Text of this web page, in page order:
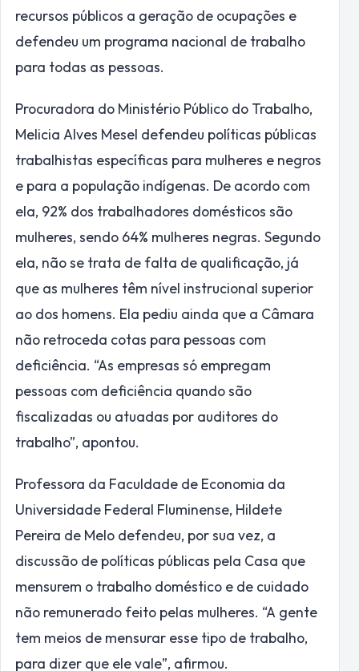
recursos públicos a geração de ocupações e
defendeu um programa nacional de trabalho
para todas as pessoas.
Procuradora do Ministério Público do Trabalho,
Melicia Alves Mesel defendeu políticas públicas
trabalhistas específicas para mulheres e negros
e para a população indígenas. De acordo com
ela, 92% dos trabalhadores domésticos são
mulheres, sendo 64% mulheres negras. Segundo
ela, não se trata de falta de qualificação, já
que as mulheres têm nível instrucional superior
ao dos homens. Ela pediu ainda que a Câmara
não retroceda cotas para pessoas com
deficiência. “As empresas só empregam
pessoas com deficiência quando são
fiscalizadas ou atuadas por auditores do
trabalho”, apontou.
Professora da Faculdade de Economia da
Universidade Federal Fluminense, Hildete
Pereira de Melo defendeu, por sua vez, a
discussão de políticas públicas pela Casa que
mensurem o trabalho doméstico e de cuidado
não remunerado feito pelas mulheres. “A gente
tem meios de mensurar esse tipo de trabalho,
para dizer que ele vale”, afirmou.